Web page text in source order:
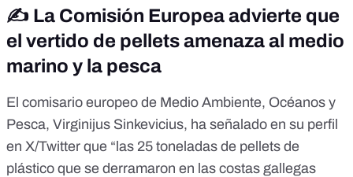
✍️ La Comisión Europea advierte que
el vertido de pellets amenaza al medio
marino y la pesca
El comisario europeo de Medio Ambiente, Océanos y
Pesca, Virginijus Sinkevicius, ha señalado en su perfil
en X/Twitter que “las 25 toneladas de pellets de
plástico que se derramaron en las costas gallegas